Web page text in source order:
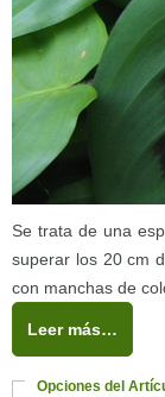
Se trata de una
superar los 20 cm
con manchas de
Leer más…
Opciones del